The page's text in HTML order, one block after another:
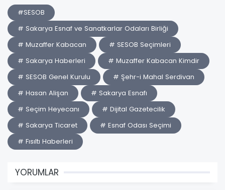
#SESOB
# Sakarya Esnaf ve Sanatkarlar Odaları Birliği
# Muzaffer Kabacan
# SESOB Seçimleri
# Sakarya Haberleri
# Muzaffer Kabacan Kimdir
# SESOB Genel Kurulu
# Şehr-i Mahal Serdivan
# Hasan Alişan
# Sakarya Esnafı
# Seçim Heyecanı
# Dijital Gazetecilik
# Sakarya Ticaret
# Esnaf Odası Seçimi
# Fısıltı Haberleri
YORUMLAR